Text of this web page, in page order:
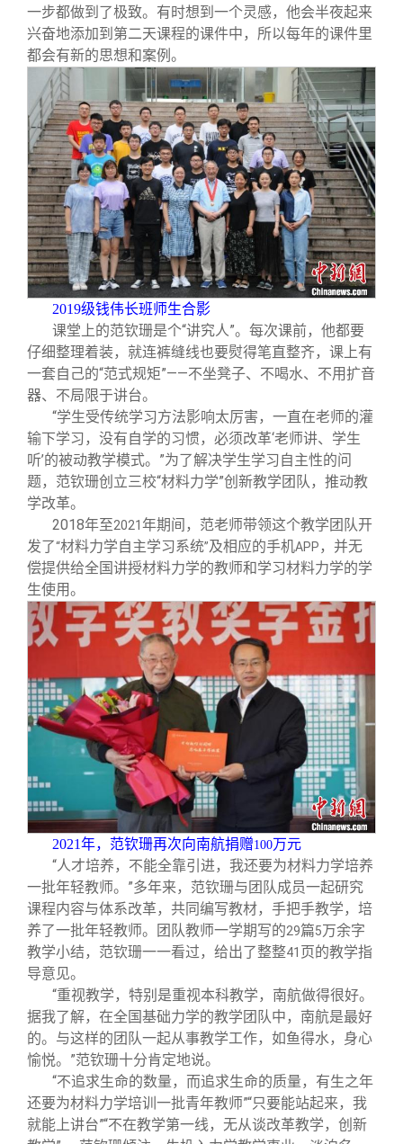
一步都做到了极致。有时想到一个灵感，他会半夜起来
兴奋地添加到第二天课程的课件中，所以每年的课件里
都会有新的思想和案例。
2019级钱伟长班师生合影
课堂上的范钦珊是个“讲究人”。每次课前，他都要
仔细整理着装，就连裤缝线也要熨得笔直整齐，课上有
一套自己的“范式规矩”——不坐凳子、不喝水、不用扩音
器、不局限于讲台。
“学生受传统学习方法影响太厉害，一直在老师的灌
输下学习，没有自学的习惯，必须改革‘老师讲、学生
听’的被动教学模式。”为了解决学生学习自主性的问
题，范钦珊创立三校“材料力学”创新教学团队，推动教
学改革。
2018年至2021 年期间，范老师带领这个教学团队开
发了“材料力学自主学习系统”及相应的手机APP ，并无
偿提供给全国讲授材料力学的教师和学习材料力学的学
生使用。
2021年，范钦珊再次向南航捐赠100万元
“人才培养，不能全靠引进，我还要为材料力学培养
一批年轻教师。”多年来，范钦珊与团队成员一起研究
课程内容与体系改革，共同编写教材，手把手教学，培
养了一批年轻教师。团队教师一学期写的29篇5万余字
教学小结，范钦珊一一看过，给出了整整41 页的教学指
导意见。
“重视教学，特别是重视本科教学，南航做得很好。
据我了解，在全国基础力学的教学团队中，南航是最好
的。与这样的团队一起从事教学工作，如鱼得水，身心
愉悦。”范钦珊十分肯定地说。
“不追求生命的数量，而追求生命的质量，有生之年
还要为材料力学培训一批青年教师”“只要能站起来，我
就能上讲台”“不在教学第一线，无从谈改革教学，创新